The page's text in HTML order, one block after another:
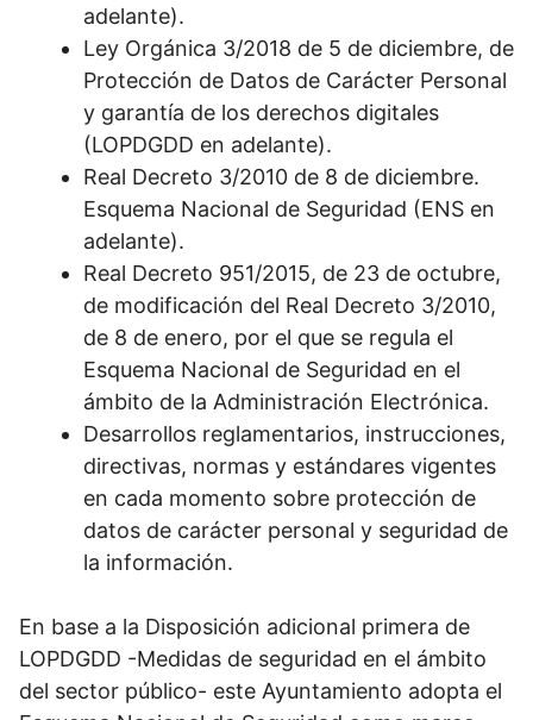
adelante).
Ley Orgánica 3/2018 de 5 de diciembre, de
Protección de Datos de Carácter Personal
y garantía de los derechos digitales
(LOPDGDD en adelante).
Real Decreto 3/2010 de 8 de diciembre.
Esquema Nacional de Seguridad (ENS en
adelante).
Real Decreto 951/2015, de 23 de octubre,
de modificación del Real Decreto 3/2010,
de 8 de enero, por el que se regula el
Esquema Nacional de Seguridad en el
ámbito de la Administración Electrónica.
Desarrollos reglamentarios, instrucciones,
directivas, normas y estándares vigentes
en cada momento sobre protección de
datos de carácter personal y seguridad de
la información.
En base a la Disposición adicional primera de
LOPDGDD -Medidas de seguridad en el ámbito
del sector público- este Ayuntamiento adopta el